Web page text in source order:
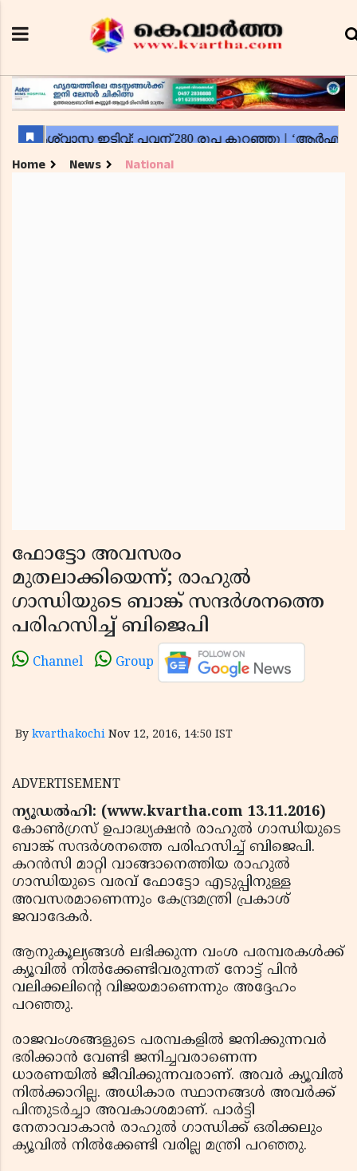
Home News National
ഫോട്ടോ അവസരം
മുതലാക്കിയെന്ന്; രാഹുല്‍
ഗാന്ധിയുടെ ബാങ്ക് സന്ദര്‍ശനത്തെ
പരിഹസിച്ച് ബിജെപി
Channel Group
By kvarthakochi Nov 12, 2016, 14:50 IST
ADVERTISEMENT
ന്യൂഡല്‍ഹി: (www.kvartha.com 13.11.2016)
കോണ്‍ഗ്രസ് ഉപാദ്ധ്യക്ഷന്‍ രാഹുല്‍ ഗാന്ധിയുടെ
ബാങ്ക് സന്ദര്‍ശനത്തെ പരിഹസിച്ച് ബിജെപി.
കറന്‍സി മാറ്റി വാങ്ങാനെത്തിയ രാഹുല്‍
ഗാന്ധിയുടെ വരവ് ഫോട്ടോ എടുപ്പിനുള്ള
അവസരമാണെന്നും കേന്ദ്രമന്ത്രി പ്രകാശ്
ജവാദേകര്‍.
ആനുകൂല്യങ്ങള്‍ ലഭിക്കുന്ന വംശ പരമ്പരകള്‍ക്ക്
ക്യൂവില്‍ നില്‍ക്കേണ്ടിവരുന്നത് നോട്ട് പിന്‍
വലിക്കലിന്റെ വിജയമാണെന്നും അദ്ദേഹം
പറഞ്ഞു.
രാജവംശങ്ങളുടെ പരമ്പകളില്‍ ജനിക്കുന്നവര്‍
ഭരിക്കാന്‍ വേണ്ടി ജനിച്ചവരാണെന്ന
ധാരണയില്‍ ജീവിക്കുന്നവരാണ്. അവര്‍ ക്യൂവില്‍
നില്‍ക്കാറില്ല. അധികാര സ്ഥാനങ്ങള്‍ അവര്‍ക്ക്
പിന്തുടര്‍ച്ചാ അവകാശമാണ്. പാര്‍ട്ടി
നേതാവാകാന്‍ രാഹുല്‍ ഗാന്ധിക്ക് ഒരിക്കലും
ക്യൂവില്‍ നില്‍ക്കേണ്ടി വരില്ല മന്ത്രി പറഞ്ഞു.